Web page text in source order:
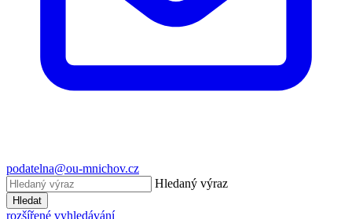
podatelna@ou-mnichov.cz
Hledaný výraz
Hledat
rozšířené vyhledávání